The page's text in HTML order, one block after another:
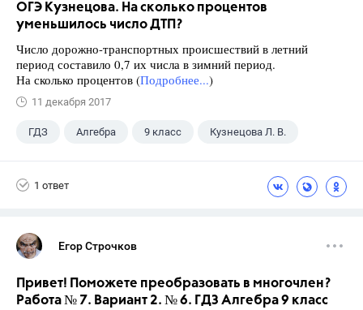
ОГЭ Кузнецова. На сколько процентов
уменьшилось число ДТП?
Число дорожно-транспортных происшествий в летний
период составило 0,7 их числа в зимний период.
На сколько процентов (Подробнее...)
11 декабря 2017
ГДЗ Алгебра 9 класс Кузнецова Л. В.
1 ответ
Егор Строчков
Привет! Поможете преобразовать в многочлен?
Работа № 7. Вариант 2. № 6. ГДЗ Алгебра 9 класс